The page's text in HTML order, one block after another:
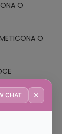
O
O
CHAT ✕